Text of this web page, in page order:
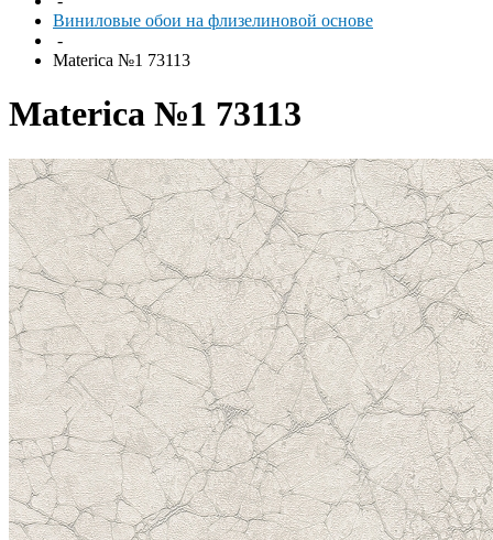
Виниловые обои на флизелиновой основе
-
Materica №1 73113
Materica №1 73113